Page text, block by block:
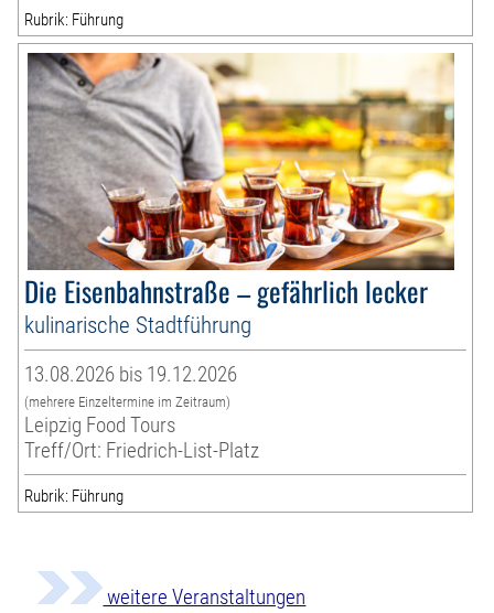
Rubrik: Führung
Die Eisenbahnstraße – gefährlich lecker
kulinarische Stadtführung
13.08.2026 bis 19.12.2026
(mehrere Einzeltermine im Zeitraum)
Leipzig Food Tours
Treff/Ort: Friedrich-List-Platz
Rubrik: Führung
weitere Veranstaltungen